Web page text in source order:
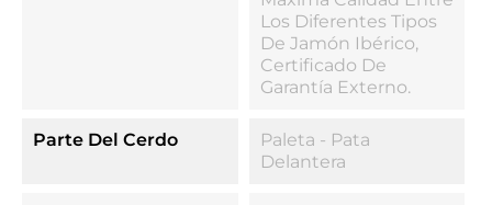
Los Diferentes Tipos
De Jamón Ibérico,
Certificado De
Garantía Externo.
Parte Del Cerdo
Paleta - Pata
Delantera